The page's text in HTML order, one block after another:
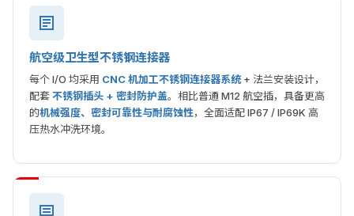
航空级卫生型不锈钢连接器
每个 I/O 均采用 CNC 机加工不锈钢连接器系统 + 法兰安装设计，
配套不锈钢插头 + 密封防护盖。相比普通 M12 航空插，具备更高
的机械强度、密封可靠性与耐腐蚀性，全面适配 IP67 / IP69K 高
压热水冲洗环境。